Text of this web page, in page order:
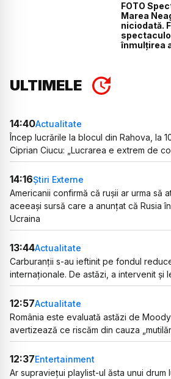
FOTO
Marea
niciodată.
înmulțirea
ULTIMELE
14:40Actualitate
Încep lucrările la blocul din Rahova, la
Ciprian Ciucu: „Lucrarea e extrem de
14:16Știri Externe
Americanii confirmă că rușii ar urma să
aceeași sursă care a anunțat că Rusia
Ucraina
13:44Actualitate
Carburanții s-au ieftinit pe fondul
internaționale. De astăzi, a intervenit și
12:57Actualitate
România este evaluată astăzi de
avertizează ce riscăm din cauza
12:37Entertainment
Ar supraviețui playlist-ul ăsta unui drum